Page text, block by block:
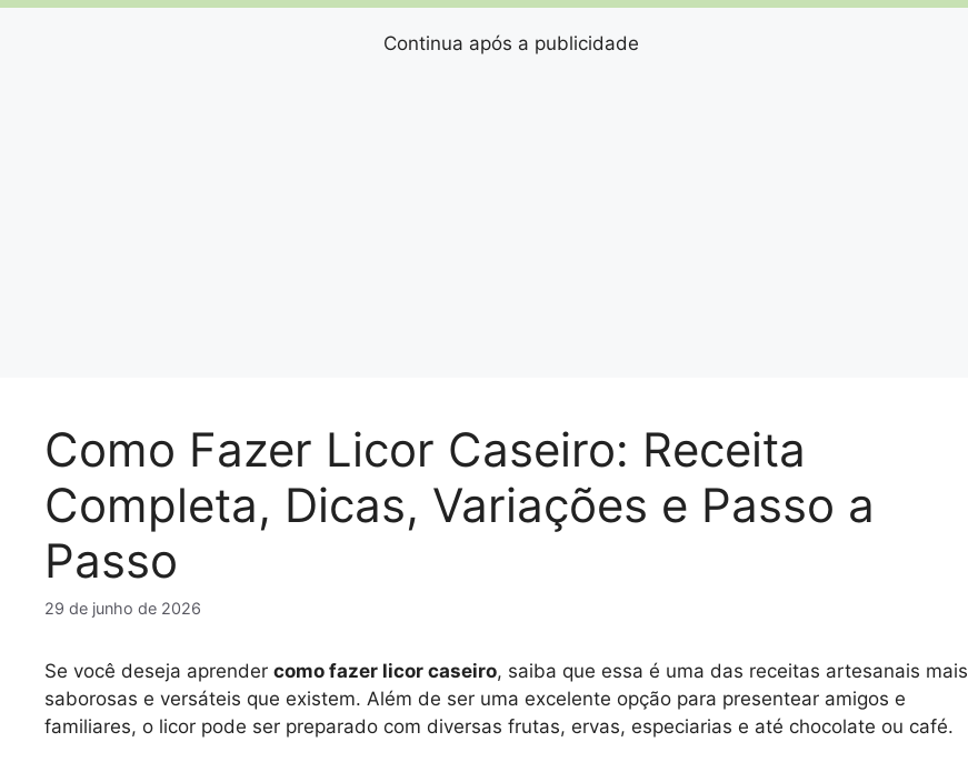
Continua após a publicidade
Como Fazer Licor Caseiro: Receita
Completa, Dicas, Variações e Passo a
Passo
29 de junho de 2026
Se você deseja aprender como fazer licor caseiro, saiba que essa é uma das receitas artesanais mais
saborosas e versáteis que existem. Além de ser uma excelente opção para presentear amigos e
familiares, o licor pode ser preparado com diversas frutas, ervas, especiarias e até chocolate ou café.